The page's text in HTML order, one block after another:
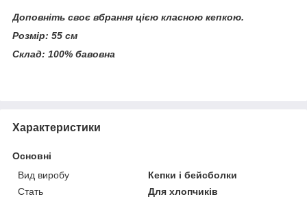
Доповніть своє вбрання цією класною кепкою.
Розмір: 55 см
Склад: 100% бавовна
Характеристики
Основні
Вид виробу
Кепки і бейсболки
Стать
Для хлопчиків